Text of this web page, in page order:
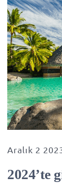
Aralık 2
2024’te